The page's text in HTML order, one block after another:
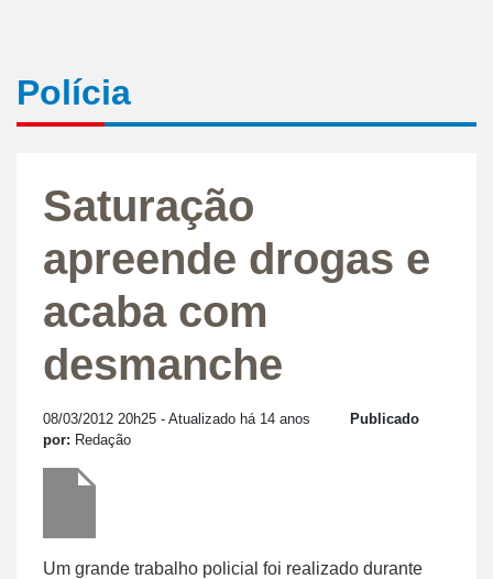
Polícia
Saturação
apreende drogas e
acaba com
desmanche
08/03/2012 20h25 - Atualizado há 14 anos
Publicado
por: Redação
Um grande trabalho policial foi realizado durante